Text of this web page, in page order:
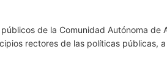
de la Comunidad Autónoma de
rectores de las políticas públicas,